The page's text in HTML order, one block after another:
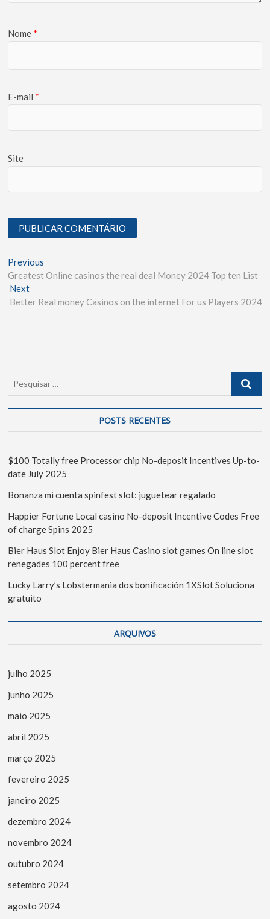
Nome *
E-mail *
Site
Previous
Greatest Online casinos the real deal Money 2024 Top ten List
Next
Better Real money Casinos on the internet For us Players 2024
POSTS RECENTES
$100 Totally free Processor chip No-deposit Incentives Up-to-
date July 2025
Bonanza mi cuenta spinfest slot: juguetear regalado
Happier Fortune Local casino No-deposit Incentive Codes Free
of charge Spins 2025
Bier Haus Slot Enjoy Bier Haus Casino slot games On line slot
renegades 100 percent free
Lucky Larry’s Lobstermania dos bonificación 1XSlot Soluciona
gratuito
ARQUIVOS
julho 2025
junho 2025
maio 2025
abril 2025
março 2025
fevereiro 2025
janeiro 2025
dezembro 2024
novembro 2024
outubro 2024
setembro 2024
agosto 2024